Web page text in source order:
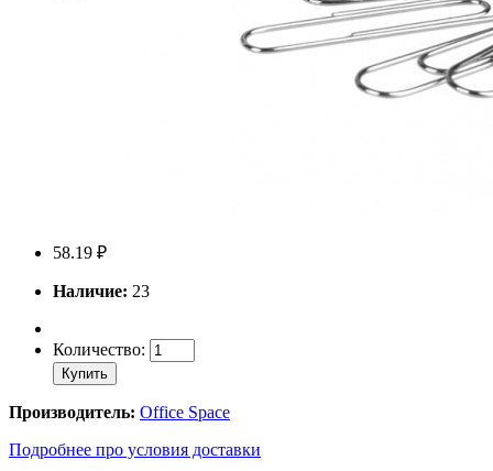
58.19 ₽
Наличие: 23
Количество:
Купить
Производитель: Office Space
Подробнее про условия доставки